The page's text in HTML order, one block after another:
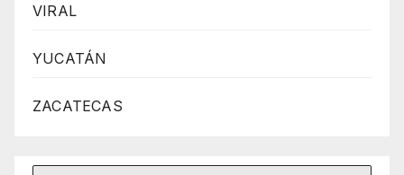
VIRAL
YUCATÁN
ZACATECAS